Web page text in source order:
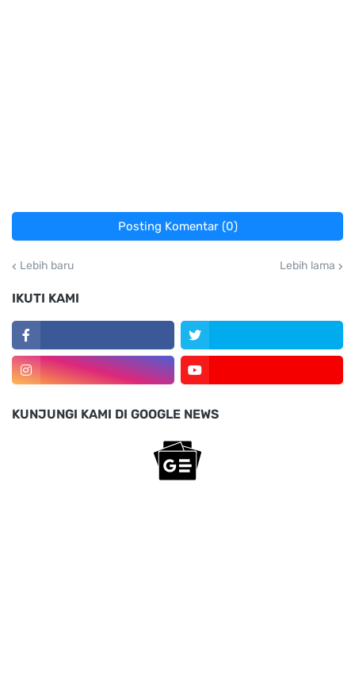
Posting Komentar (0)
Lebih baru Lebih lama
IKUTI KAMI
KUNJUNGI KAMI DI GOOGLE NEWS